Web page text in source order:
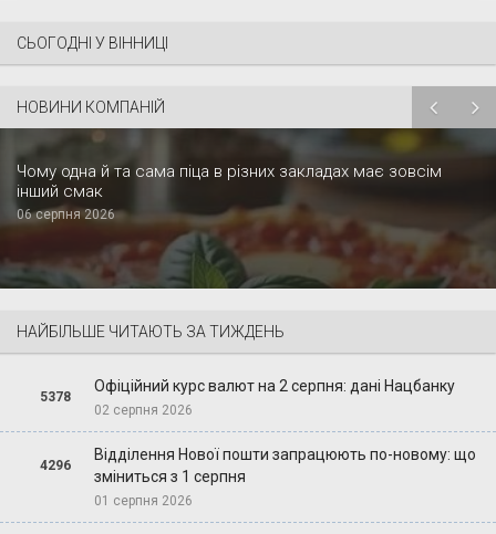
СЬОГОДНІ У ВІННИЦІ
НОВИНИ КОМПАНІЙ
Чому одна й та сама піца в різних закладах має зовсім
інший смак
06 серпня 2026
НАЙБІЛЬШЕ ЧИТАЮТЬ ЗА ТИЖДЕНЬ
5378
Офіційний курс валют на 2 серпня: дані Нацбанку
02 серпня 2026
4296
Відділення Нової пошти запрацюють по-новому: що
зміниться з 1 серпня
01 серпня 2026